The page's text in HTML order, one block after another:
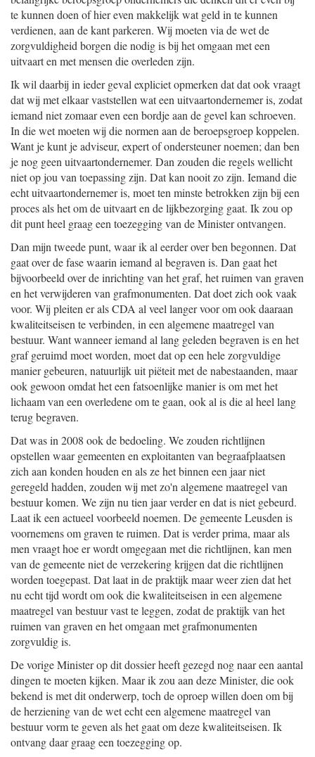
te kunnen doen of hier even makkelijk wat geld in te kunnen
verdienen, aan de kant parkeren. Wij moeten via de wet de
zorgvuldigheid borgen die nodig is bij het omgaan met een
uitvaart en met mensen die overleden zijn.
Ik wil daarbij in ieder geval expliciet opmerken dat dat ook vraagt
dat wij met elkaar vaststellen wat een uitvaartondernemer is, zodat
iemand niet zomaar even een bordje aan de gevel kan schroeven.
In die wet moeten wij die normen aan de beroepsgroep koppelen.
Want je kunt je adviseur, expert of ondersteuner noemen; dan ben
je nog geen uitvaartondernemer. Dan zouden die regels wellicht
niet op jou van toepassing zijn. Dat kan nooit zo zijn. Iemand die
echt uitvaartondernemer is, moet ten minste betrokken zijn bij een
proces als het om de uitvaart en de lijkbezorging gaat. Ik zou op
dit punt heel graag een toezegging van de Minister ontvangen.
Dan mijn tweede punt, waar ik al eerder over ben begonnen. Dat
gaat over de fase waarin iemand al begraven is. Dan gaat het
bijvoorbeeld over de inrichting van het graf, het ruimen van graven
en het verwijderen van grafmonumenten. Dat doet zich ook vaak
voor. Wij pleiten er als CDA al veel langer voor om ook daaraan
kwaliteitseisen te verbinden, in een algemene maatregel van
bestuur. Want wanneer iemand al lang geleden begraven is en het
graf geruimd moet worden, moet dat op een hele zorgvuldige
manier gebeuren, natuurlijk uit piëteit met de nabestaanden, maar
ook gewoon omdat het een fatsoenlijke manier is om met het
lichaam van een overledene om te gaan, ook al is die al heel lang
terug begraven.
Dat was in 2008 ook de bedoeling. We zouden richtlijnen
opstellen waar gemeenten en exploitanten van begraafplaatsen
zich aan konden houden en als ze het binnen een jaar niet
geregeld hadden, zouden wij met zo'n algemene maatregel van
bestuur komen. We zijn nu tien jaar verder en dat is niet gebeurd.
Laat ik een actueel voorbeeld noemen. De gemeente Leusden is
voornemens om graven te ruimen. Dat is verder prima, maar als
men vraagt hoe er wordt omgegaan met die richtlijnen, kan men
van de gemeente niet de verzekering krijgen dat die richtlijnen
worden toegepast. Dat laat in de praktijk maar weer zien dat het
nu echt tijd wordt om ook die kwaliteitseisen in een algemene
maatregel van bestuur vast te leggen, zodat de praktijk van het
ruimen van graven en het omgaan met grafmonumenten
zorgvuldig is.
De vorige Minister op dit dossier heeft gezegd nog naar een aantal
dingen te moeten kijken. Maar ik zou aan deze Minister, die ook
bekend is met dit onderwerp, toch de oproep willen doen om bij
de herziening van de wet echt een algemene maatregel van
bestuur vorm te geven als het gaat om deze kwaliteitseisen. Ik
ontvang daar graag een toezegging op.